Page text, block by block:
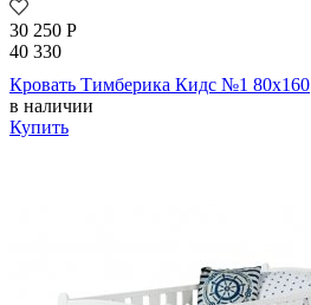
30 250 Р
40 330
Кровать Тимберика Кидс №1 80х160
в наличии
Купить